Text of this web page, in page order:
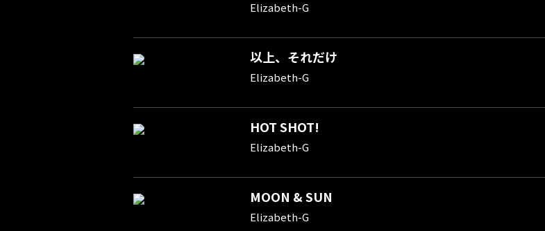
Elizabeth-G
以上、それだけ
Elizabeth-G
HOT SHOT!
Elizabeth-G
MOON & SUN
Elizabeth-G